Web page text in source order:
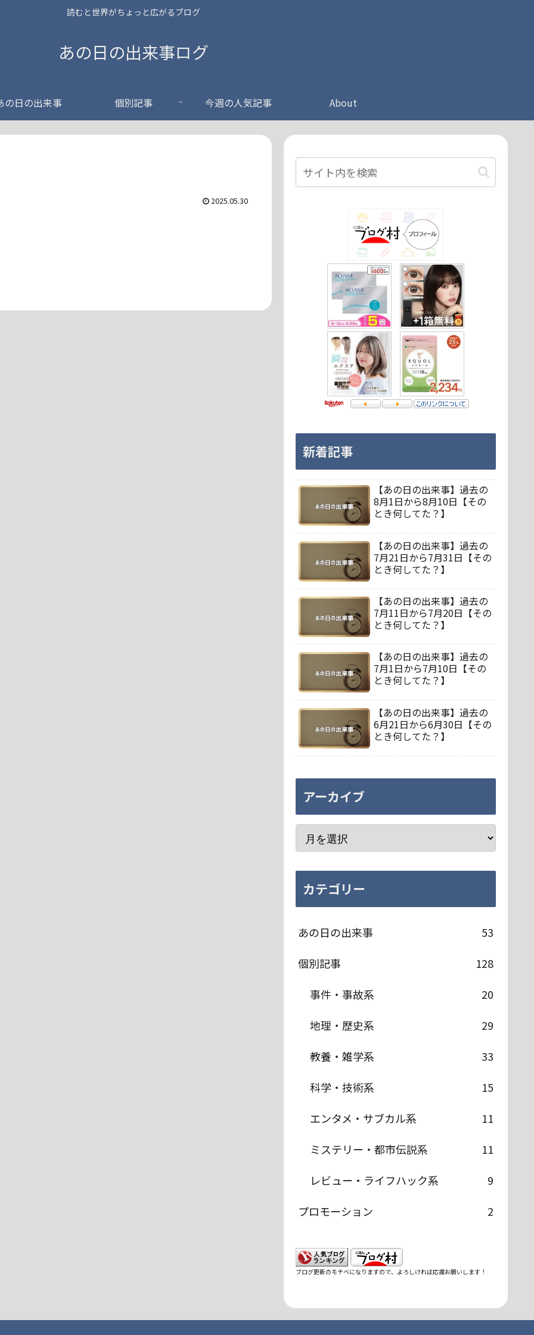
読むと世界がちょっと広がるブログ
あの日の出来事ログ
の日の出来事 個別記事 今週の人気記事 About
2025.05.30
新着記事
【あの日の出来事】過去の
8月1日から8月10日【その
とき何してた？】
【あの日の出来事】過去の
7月21日から7月31日【その
とき何してた？】
【あの日の出来事】過去の
7月11日から7月20日【その
とき何してた？】
【あの日の出来事】過去の
7月1日から7月10日【その
とき何してた？】
【あの日の出来事】過去の
6月21日から6月30日【その
とき何してた？】
アーカイブ
カテゴリー
あの日の出来事
53
個別記事
128
事件・事故系
20
地理・歴史系
29
教養・雑学系
33
科学・技術系
15
エンタメ・サブカル系
11
ミステリー・都市伝説系
11
レビュー・ライフハック系
9
プロモーション
2
ブログ更新のモチベになりますので、よろしければ応援お願いします！